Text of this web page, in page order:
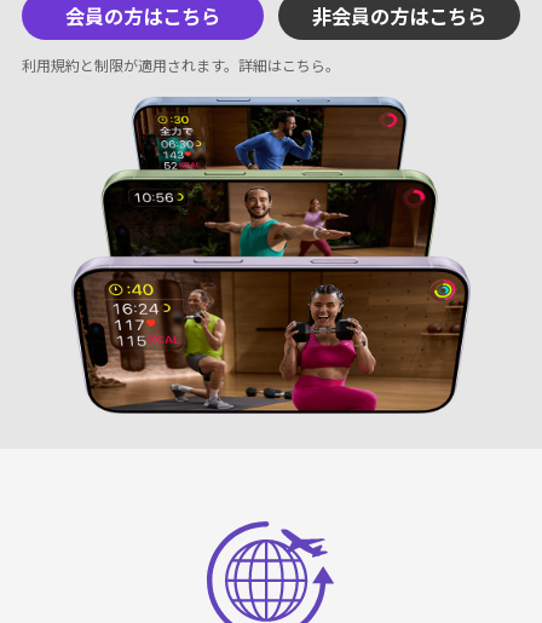
会員の方はこちら 非会員の方はこちら
利用規約と制限が適用されます。 詳細はこちら。